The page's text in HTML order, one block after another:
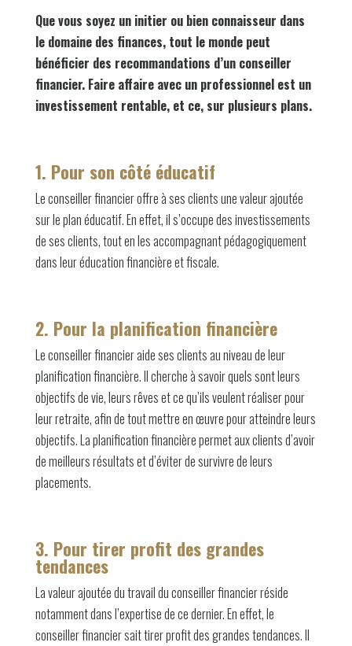
Que vous soyez un initier ou bien connaisseur dans
le domaine des finances, tout le monde peut
bénéficier des recommandations d’un conseiller
financier. Faire affaire avec un professionnel est un
investissement rentable, et ce, sur plusieurs plans.
1. Pour son côté éducatif
Le conseiller financier offre à ses clients une valeur ajoutée
sur le plan éducatif. En effet, il s’occupe des investissements
de ses clients, tout en les accompagnant pédagogiquement
dans leur éducation financière et fiscale.
2. Pour la planification financière
Le conseiller financier aide ses clients au niveau de leur
planification financière. Il cherche à savoir quels sont leurs
objectifs de vie, leurs rêves et ce qu’ils veulent réaliser pour
leur retraite, afin de tout mettre en œuvre pour atteindre leurs
objectifs. La planification financière permet aux clients d’avoir
de meilleurs résultats et d’éviter de survivre de leurs
placements.
3. Pour tirer profit des grandes
tendances
La valeur ajoutée du travail du conseiller financier réside
notamment dans l’expertise de ce dernier. En effet, le
conseiller financier sait tirer profit des grandes tendances. Il